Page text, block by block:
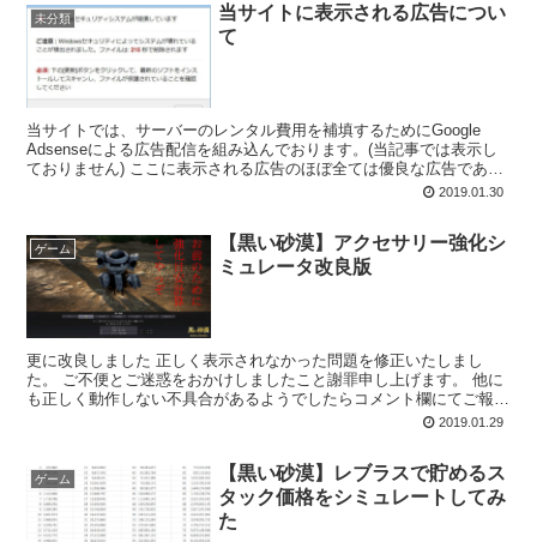
未分類
当サイトに表示される広告につい
て
当サイトでは、サーバーのレンタル費用を補填するためにGoogle
Adsenseによる広告配信を組み込んでおります。(当記事では表示し
ておりません) ここに表示される広告のほぼ全ては優良な広告である
2019.01.30
ゲーム
【黒い砂漠】アクセサリー強化シ
ミュレータ改良版
更に改良しました 正しく表示されなかった問題を修正いたしまし
た。 ご不便とご迷惑をおかけしましたこと謝罪申し上げます。 他に
も正しく動作しない不具合があるようでしたらコメント欄にてご報告
2019.01.29
ゲーム
【黒い砂漠】レブラスで貯めるス
タック価格をシミュレートしてみ
た